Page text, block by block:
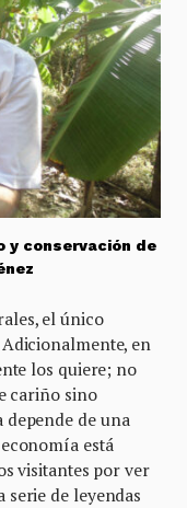
y conservación de
el único
en
los quiere; no
cariño sino
depende de una
está
visitantes por ver
serie de leyendas